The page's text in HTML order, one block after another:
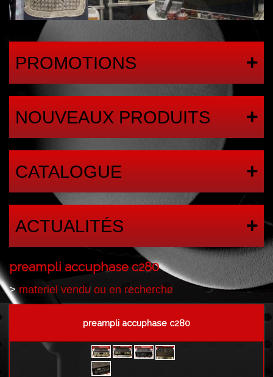
PROMOTIONS
NOUVEAUX PRODUITS
CATALOGUE
ACTUALITÉS
preampli accuphase c280
>materiel vendu ou en recherche
preampli accuphase c280